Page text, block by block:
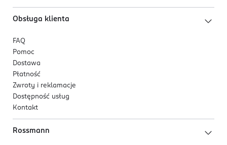
Obsługa klienta
FAQ
Pomoc
Dostawa
Płatność
Zwroty i reklamacje
Dostępność usług
Kontakt
Rossmann